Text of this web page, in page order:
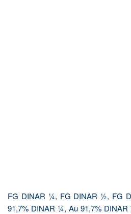
FG DINAR ¼, FG DINAR ½, FG
91,7% DINAR ¼, Au 91,7%